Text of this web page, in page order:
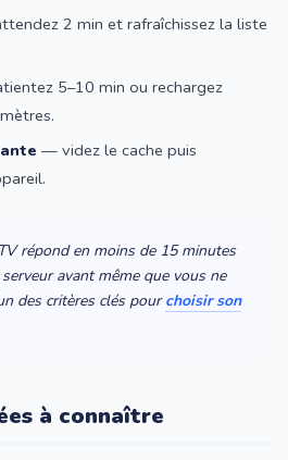
2 min et rafraîchissez la liste
5–10 min ou rechargez
— videz le cache puis
répond en moins de 15 minutes
avant même que vous ne
des critères clés pourchoisir son
à connaître